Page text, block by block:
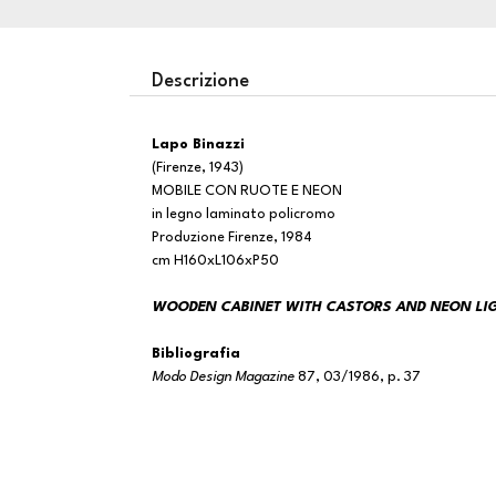
Descrizione
Lapo Binazzi
(Firenze, 1943)
MOBILE CON RUOTE E NEON
in legno laminato policromo
Produzione Firenze, 1984
cm H160xL106xP50
WOODEN CABINET WITH CASTORS AND NEON
Bibliografia
Modo Design Magazine 87, 03/1986, p. 37